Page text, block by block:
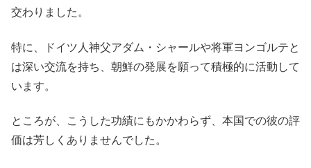
交わりました。
特に、ドイツ人神父アダム・シャールや将軍ヨンゴルテと
は深い交流を持ち、朝鮮の発展を願って積極的に活動して
います。
ところが、こうした功績にもかかわらず、本国での彼の評
価は芳しくありませんでした。